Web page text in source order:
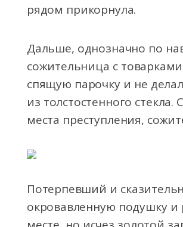
рядом прикорнула.
Дальше, однозначно по
сожительница с
спящую парочку и не
из толстостенного
места преступления,
Потерпевший и
окровавленную подушку и